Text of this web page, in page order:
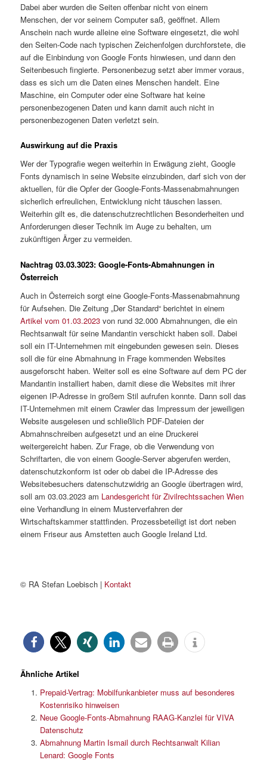
Dabei aber wurden die Seiten offenbar nicht von einem
Menschen, der vor seinem Computer saß, geöffnet. Allem
Anschein nach wurde alleine eine Software eingesetzt, die wohl
den Seiten-Code nach typischen Zeichenfolgen durchforstete, die
auf die Einbindung von Google Fonts hinwiesen, und dann den
Seitenbesuch fingierte. Personenbezug setzt aber immer voraus,
dass es sich um die Daten eines Menschen handelt. Eine
Maschine, ein Computer oder eine Software hat keine
personenbezogenen Daten und kann damit auch nicht in
personenbezogenen Daten verletzt sein.
Auswirkung auf die Praxis
Wer der Typografie wegen weiterhin in Erwägung zieht, Google
Fonts dynamisch in seine Website einzubinden, darf sich von der
aktuellen, für die Opfer der Google-Fonts-Massenabmahnungen
sicherlich erfreulichen, Entwicklung nicht täuschen lassen.
Weiterhin gilt es, die datenschutzrechtlichen Besonderheiten und
Anforderungen dieser Technik im Auge zu behalten, um
zukünftigen Ärger zu vermeiden.
Nachtrag 03.03.3023: Google-Fonts-Abmahnungen in
Österreich
Auch in Österreich sorgt eine Google-Fonts-Massenabmahnung
für Aufsehen. Die Zeitung „Der Standard“ berichtet in einem
Artikel vom 01.03.2023 von rund 32.000 Abmahnungen, die ein
Rechtsanwalt für seine Mandantin verschickt haben soll. Dabei
soll ein IT-Unternehmen mit eingebunden gewesen sein. Dieses
soll die für eine Abmahnung in Frage kommenden Websites
ausgeforscht haben. Weiter soll es eine Software auf dem PC der
Mandantin installiert haben, damit diese die Websites mit ihrer
eigenen IP-Adresse in großem Stil aufrufen konnte. Dann soll das
IT-Unternehmen mit einem Crawler das Impressum der jeweiligen
Website ausgelesen und schließlich PDF-Dateien der
Abmahnschreiben aufgesetzt und an eine Druckerei
weitergereicht haben. Zur Frage, ob die Verwendung von
Schriftarten, die von einem Google-Server abgerufen werden,
datenschutzkonform ist oder ob dabei die IP-Adresse des
Websitebesuchers datenschutzwidrig an Google übertragen wird,
soll am 03.03.2023 am Landesgericht für Zivilrechtssachen Wien
eine Verhandlung in einem Musterverfahren der
Wirtschaftskammer stattfinden. Prozessbeteiligt ist dort neben
einem Friseur aus Amstetten auch Google Ireland Ltd.
© RA Stefan Loebisch | Kontakt
Ähnliche Artikel
Prepaid-Vertrag: Mobilfunkanbieter muss auf besonderes
Kostenrisiko hinweisen
Neue Google-Fonts-Abmahnung RAAG-Kanzlei für VIVA
Datenschutz
Abmahnung Martin Ismail durch Rechtsanwalt Kilian
Lenard: Google Fonts